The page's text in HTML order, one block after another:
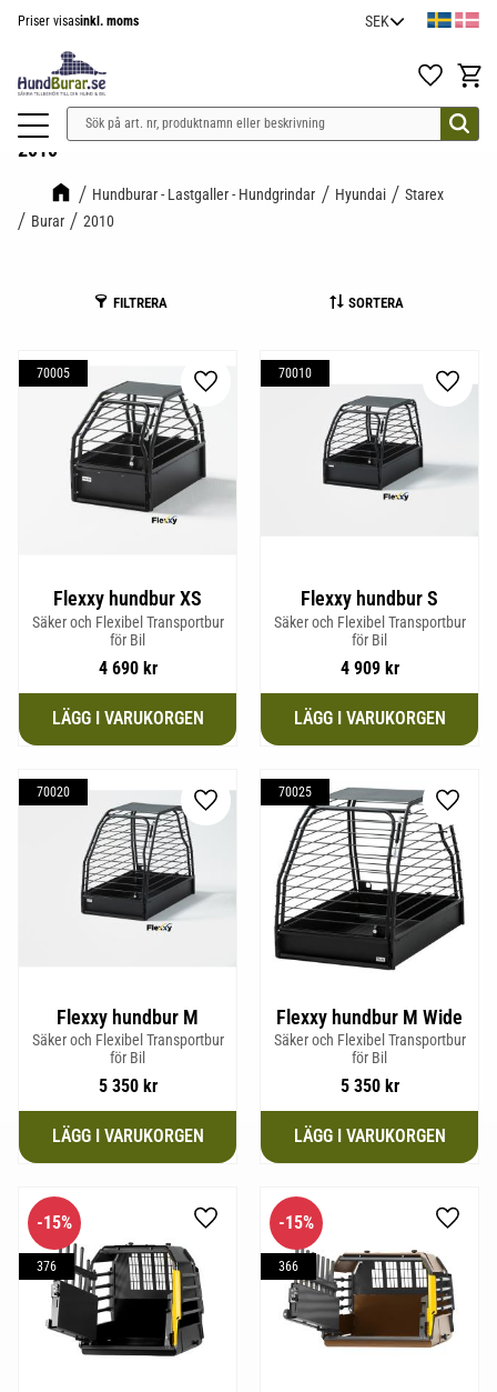
Priser visasinkl. moms
Favoriter
2010
Hundburar - Lastgaller - Hundgrindar Hyundai
Starex
Burar
2010
FILTRERA SORTERA
Flexxy hundbur XS
Säker och Flexibel Transportbur
för Bil
4 690kr
70005
Lägg till i favoriter
Flexxy hundbur S
Säker och Flexibel Transportbur
för Bil
4 909kr
70010
Lägg
Flexxy hundbur M
Säker och Flexibel Transportbur
för Bil
5 350kr
70020
Lägg till i favoriter
Flexxy hundbur M Wide
Säker och Flexibel Transportbur
för Bil
5 350kr
70025
Lägg
15%
376
Lägg till i favoriter
15%
366
Lägg